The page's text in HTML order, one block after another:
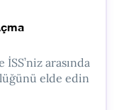
arasında
elde edin